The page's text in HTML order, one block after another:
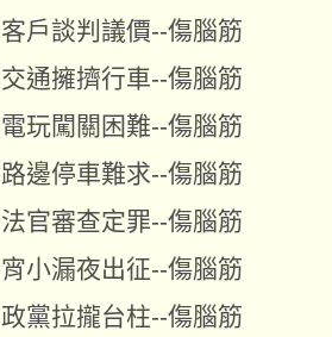
客戶談判議價--傷腦筋
交通擁擠行車--傷腦筋
電玩闖關困難--傷腦筋
路邊停車難求--傷腦筋
法官審查定罪--傷腦筋
宵小漏夜出征--傷腦筋
政黨拉攏台柱--傷腦筋